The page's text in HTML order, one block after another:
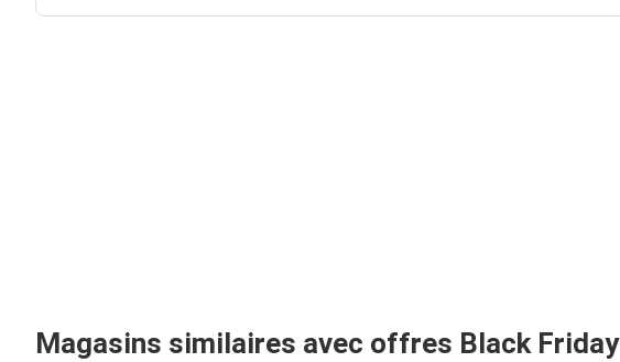
Magasins similaires avec offres Black Friday